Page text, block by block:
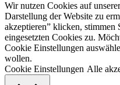
Wir nutzen Cookies auf
Darstellung der Website zu
akzeptieren” klicken,
eingesetzten Cookies zu.
Cookie Einstellungen
wollen.
Cookie Einstellungen Alle